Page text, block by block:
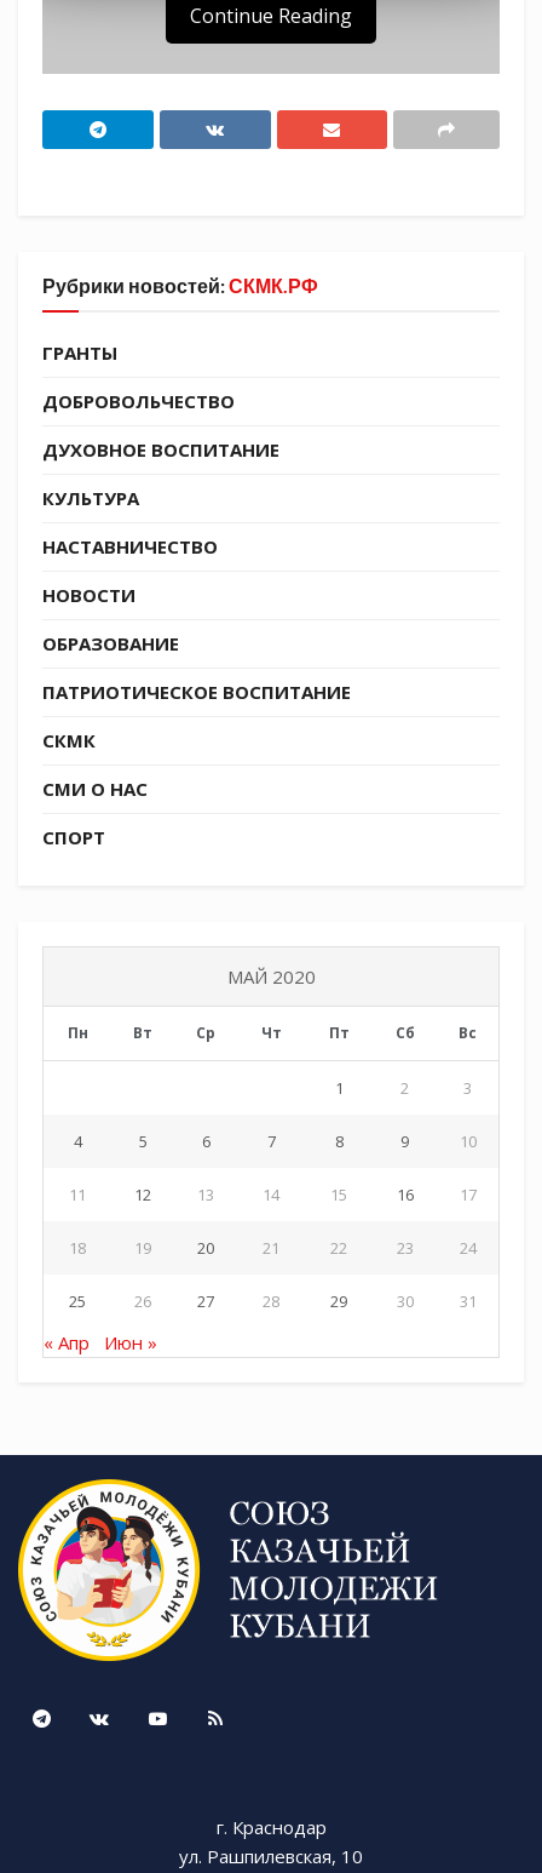
ансамбль народной песни «Казачьи напевы»
МБОДО ДЮЦ станицы Ленинградской дарит
Continue Reading
Рубрики новостей:СКМК.РФ
ГРАНТЫ
ДОБРОВОЛЬЧЕСТВО
ДУХОВНОЕ ВОСПИТАНИЕ
КУЛЬТУРА
НАСТАВНИЧЕСТВО
НОВОСТИ
ОБРАЗОВАНИЕ
ПАТРИОТИЧЕСКОЕ ВОСПИТАНИЕ
СКМК
СМИ О НАС
СПОРТ
МАЙ 2020
Пн Вт Ср Чт Пт Сб Вс
1 2 3
4 5 6 7 8 9 10
11 12 13 14 15 16 17
18 19 20 21 22 23 24
25 26 27 28 29 30 31
« Апр Июн »
г. Краснодар
ул. Рашпилевская, 10